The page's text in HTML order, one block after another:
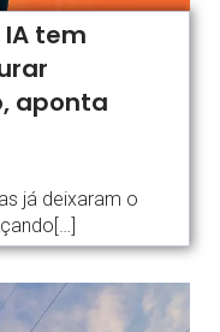
tem
aponta
já deixaram o